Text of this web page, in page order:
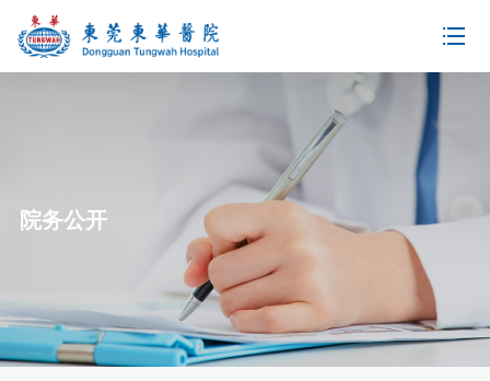
院务公开